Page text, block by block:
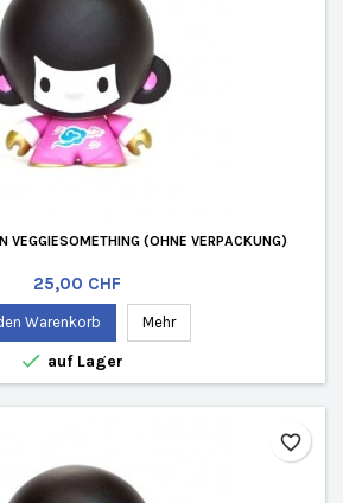
VEGGIESOMETHING (OHNE VERPACKUNG)
Preis
25,00 CHF
Warenkorb Mehr
 auf Lager
favorite_border